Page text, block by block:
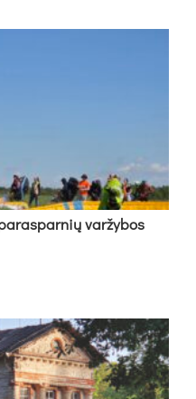
var­žy­bos